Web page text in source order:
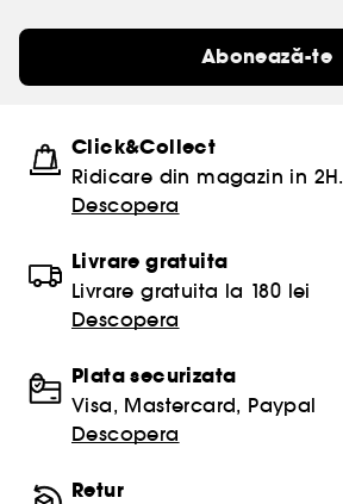
Abonează-te
Click&Collect
Ridicare din magazin in 2H.
Descopera
Livrare gratuita
Livrare gratuita la 180 lei
Descopera
Plata securizata
Visa, Mastercard, Paypal
Descopera
Retur